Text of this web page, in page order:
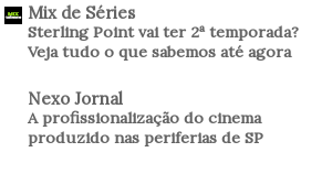
Mix de Séries
Sterling Point vai ter 2ª temporada?
Veja tudo o que sabemos até agora
Nexo Jornal
A profissionalização do cinema
produzido nas periferias de SP